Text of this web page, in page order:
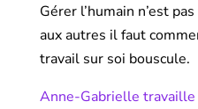
Gérer l’humain n’est
aux autres il faut
travail sur soi bouscule.
Anne-Gabrielle travaille